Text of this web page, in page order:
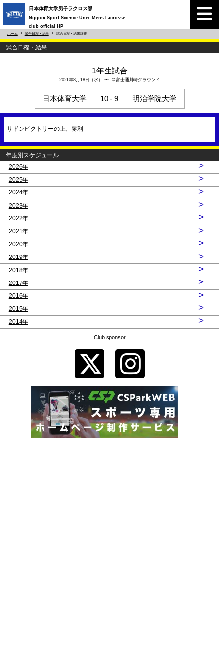
日本体育大学男子ラクロス部
Nippon Sport Science Univ. Mens Lacrosse
club official HP
ホーム 試合日程・結果 試合日程・結果詳細
試合日程・結果
1年生試合
2021年8月18日（水） 〜 ＠富士通川崎グラウンド
日本体育大学 10 - 9 明治学院大学
サドンビクトリーの上、勝利
年度別スケジュール
2026年
>
2025年 >
2024年 >
2023年 >
2022年 >
2021年 >
2020年 >
2019年 >
2018年 >
2017年 >
2016年 >
2015年 >
2014年 >
Club sponsor